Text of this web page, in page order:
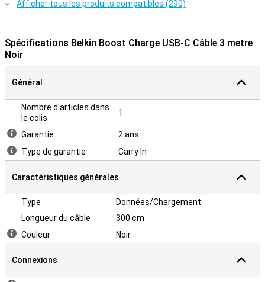
Afficher tous les produits compatibles (290)
Spécifications Belkin Boost Charge USB-C Câble 3 metre
Noir
Général
Nombre d'articles dans
le colis
1
Garantie
2 ans
Type de garantie
Carry In
Caractéristiques générales
Type
Données/Chargement
Longueur du câble
300 cm
Couleur
Noir
Connexions